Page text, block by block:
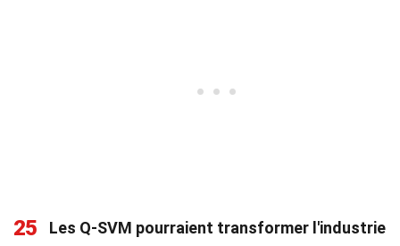
25
Les Q-SVM pourraient transformer l'industrie